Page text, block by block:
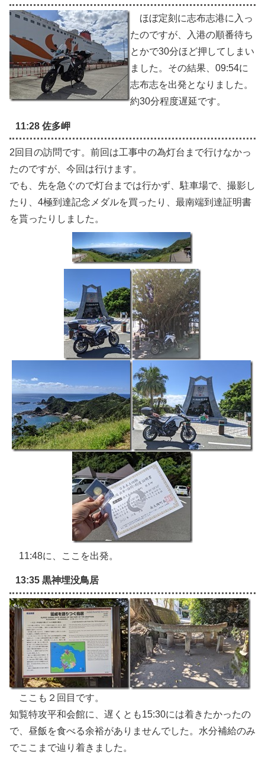
ほぼ定刻に志布志港に入っ
たのですが、入港の順番待ち
とかで30分ほど押してしまい
ました。その結果、09:54に
志布志を出発となりました。
約30分程度遅延です。
11:28 佐多岬
2回目の訪問です。前回は工事中の為灯台まで行けなかっ
たのですが、今回は行けます。
でも、先を急ぐので灯台までは行かず、駐車場で、撮影し
たり、4極到達記念メダルを買ったり、最南端到達証明書
を貰ったりしました。
11:48に、ここを出発。
13:35 黒神埋没鳥居
ここも２回目です。
知覧特攻平和会館に、遅くとも15:30には着きたかったの
で、昼飯を食べる余裕がありませんでした。水分補給のみ
でここまで辿り着きました。